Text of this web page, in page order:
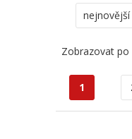
nejnovější
Zobrazovat po
1